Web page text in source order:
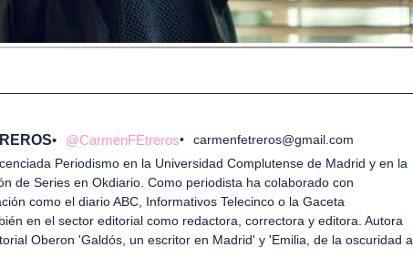
@CarmenFEtreros
carmenfetreros@gmail.com
Periodismo en la Universidad Complutense de Madrid y en la
de Series en Okdiario. Como periodista ha colaborado con
como el diario ABC, Informativos Telecinco o la Gaceta
en el sector editorial como redactora, correctora y editora. Autora
Oberon 'Galdós, un escritor en Madrid' y 'Emilia, de la oscuridad a